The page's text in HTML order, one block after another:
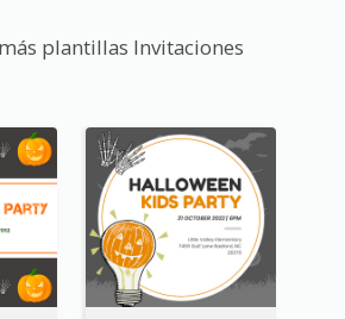
plantillas Invitaciones